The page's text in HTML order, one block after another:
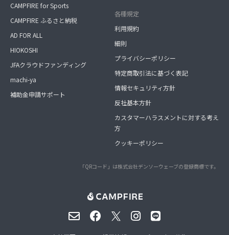
CAMPFIRE for Sports
CAMPFIRE ふるさと納税
AD FOR ALL
HIOKOSHI
JFAクラウドファンディング
machi-ya
補助金申請サポート
各種規定
利用規約
細則
プライバシーポリシー
特定商取引法に基づく表記
情報セキュリティ方針
反社基本方針
カスタマーハラスメントに対する考え
方
クッキーポリシー
「QRコード」は株式会社デンソーウェーブの登録商標です。